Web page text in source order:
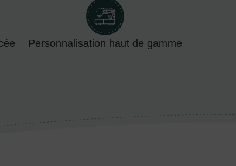
Personnalisation haut de gamme